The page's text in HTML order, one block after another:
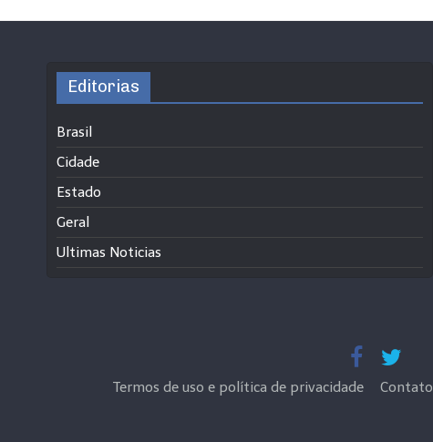
Editorias
Brasil
Cidade
Estado
Geral
Ultimas Noticias
Termos de uso e política de privacidade Contato